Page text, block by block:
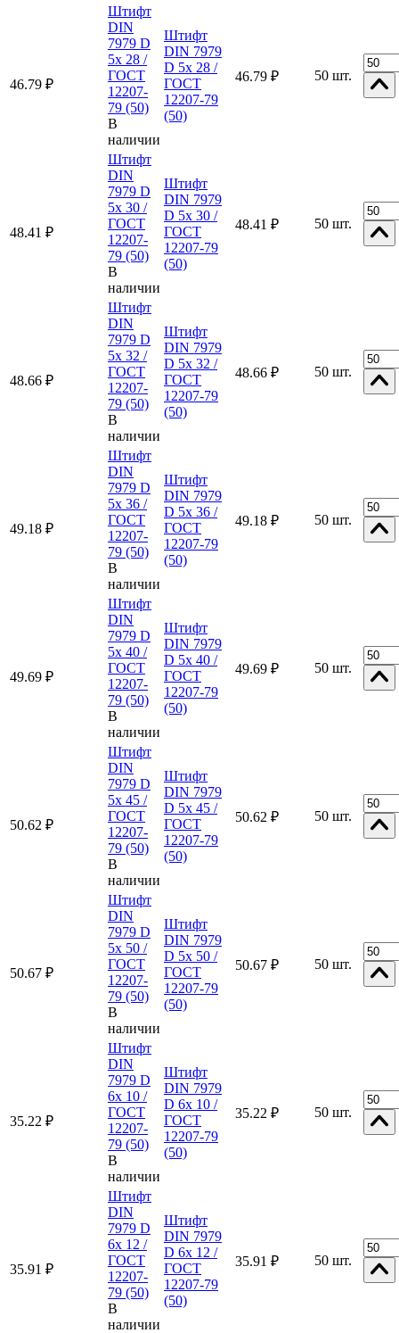
46.79 ₽
Штифт
DIN
7979 D
5x 28 /
ГОСТ
12207-
79 (50)
В
наличии
Штифт
DIN 7979
D 5x 28 /
ГОСТ
12207-79
(50)
46.79 ₽ 50 шт.
48.41 ₽
Штифт
DIN
7979 D
5x 30 /
ГОСТ
12207-
79 (50)
В
наличии
Штифт
DIN 7979
D 5x 30 /
ГОСТ
12207-79
(50)
48.41 ₽ 50 шт.
48.66 ₽
Штифт
DIN
7979 D
5x 32 /
ГОСТ
12207-
79 (50)
В
наличии
Штифт
DIN 7979
D 5x 32 /
ГОСТ
12207-79
(50)
48.66 ₽ 50 шт.
49.18 ₽
Штифт
DIN
7979 D
5x 36 /
ГОСТ
12207-
79 (50)
В
наличии
Штифт
DIN 7979
D 5x 36 /
ГОСТ
12207-79
(50)
49.18 ₽ 50 шт.
49.69 ₽
Штифт
DIN
7979 D
5x 40 /
ГОСТ
12207-
79 (50)
В
наличии
Штифт
DIN 7979
D 5x 40 /
ГОСТ
12207-79
(50)
49.69 ₽ 50 шт.
50.62 ₽
Штифт
DIN
7979 D
5x 45 /
ГОСТ
12207-
79 (50)
В
наличии
Штифт
DIN 7979
D 5x 45 /
ГОСТ
12207-79
(50)
50.62 ₽ 50 шт.
50.67 ₽
Штифт
DIN
7979 D
5x 50 /
ГОСТ
12207-
79 (50)
В
наличии
Штифт
DIN 7979
D 5x 50 /
ГОСТ
12207-79
(50)
50.67 ₽ 50 шт.
35.22 ₽
Штифт
DIN
7979 D
6x 10 /
ГОСТ
12207-
79 (50)
В
наличии
Штифт
DIN 7979
D 6x 10 /
ГОСТ
12207-79
(50)
35.22 ₽ 50 шт.
35.91 ₽
Штифт
DIN
7979 D
6x 12 /
ГОСТ
12207-
79 (50)
В
наличии
Штифт
DIN 7979
D 6x 12 /
ГОСТ
12207-79
(50)
35.91 ₽ 50 шт.